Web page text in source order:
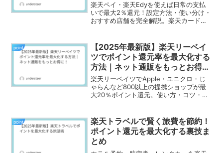
楽天ペイ・楽天Edyを使えば日常の支払
いで最大2％還元！設定方法・使い分け・
おすすめ店舗を完全解説。楽天カード連
point
【2025年最新版】楽天リーベイ
ツでポイント還元率を最大化する
方法｜ネット通販をもっとお得
に！
楽天リーベイツでApple・ユニクロ・じ
ゃらんなど800以上の提携ショップが最
大20％ポイント還元。使い方・コツ・注
point
楽天トラベルで賢く旅費を節約！
ポイント還元を最大化する裏技ま
とめ